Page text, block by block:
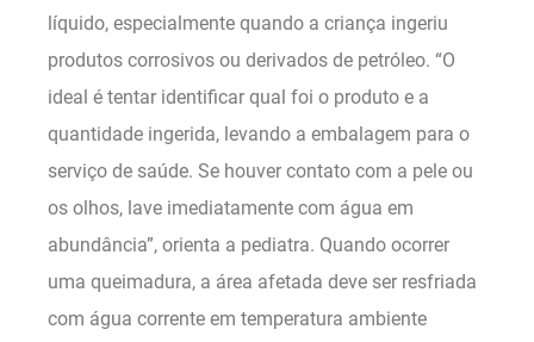
líquido, especialmente quando a criança ingeriu
produtos corrosivos ou derivados de petróleo. “O
ideal é tentar identificar qual foi o produto e a
quantidade ingerida, levando a embalagem para o
serviço de saúde. Se houver contato com a pele ou
os olhos, lave imediatamente com água em
abundância”, orienta a pediatra. Quando ocorrer
uma queimadura, a área afetada deve ser resfriada
com água corrente em temperatura ambiente